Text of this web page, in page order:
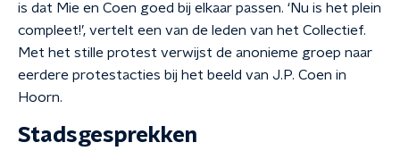
is dat Mie en Coen goed bij elkaar passen. ‘Nu is het plein
compleet!’, vertelt een van de leden van het Collectief.
Met het stille protest verwijst de anonieme groep naar
eerdere protestacties bij het beeld van J.P. Coen in
Hoorn.
Stadsgesprekken